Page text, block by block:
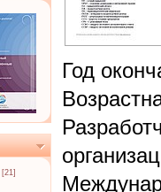
[21]
Год